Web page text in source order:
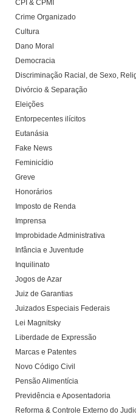
CPI & CPMI
Crime Organizado
Cultura
Dano Moral
Democracia
Discriminação Racial, de Sexo,
Divórcio & Separação
Eleições
Entorpecentes ilícitos
Eutanásia
Fake News
Feminicídio
Greve
Honorários
Imposto de Renda
Imprensa
Improbidade Administrativa
Infância e Juventude
Inquilinato
Jogos de Azar
Juiz de Garantias
Juizados Especiais Federais
Lei Magnitsky
Liberdade de Expressão
Marcas e Patentes
Novo Código Civil
Pensão Alimentícia
Previdência e Aposentadoria
Reforma & Controle Externo do